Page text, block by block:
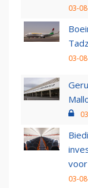
03-
03-
03-